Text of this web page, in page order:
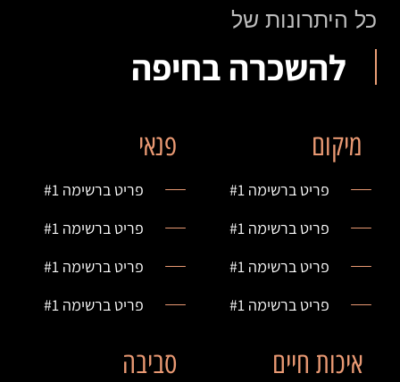
כל היתרונות של
להשכרה בחיפה
מיקום
פריט ברשימה #1
פריט ברשימה #1
פריט ברשימה #1
פריט ברשימה #1
פנאי
פריט ברשימה #1
פריט ברשימה #1
פריט ברשימה #1
פריט ברשימה #1
איכות חיים סביבה